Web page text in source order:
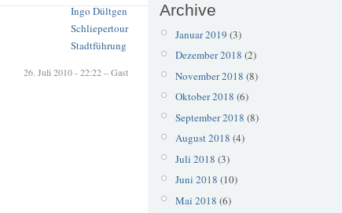
Ingo Dültgen
Schliepertour
Stadtführung
26. Juli 2010 - 22:22 – Gast
Archive
Januar 2019 (3)
Dezember 2018 (2)
November 2018 (8)
Oktober 2018 (6)
September 2018 (8)
August 2018 (4)
Juli 2018 (3)
Juni 2018 (10)
Mai 2018 (6)